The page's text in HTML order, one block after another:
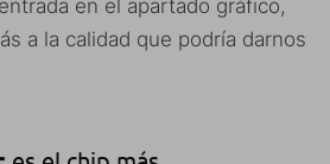
en el apartado gráfico,
a la calidad que podría darnos